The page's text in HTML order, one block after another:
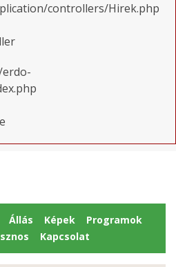
controllers/Hirek.php
Állás Képek
Programok
Kapcsolat